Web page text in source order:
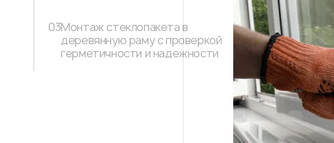
03Монтаж стеклопакета в
деревянную раму с проверкой
герметичности и надежности